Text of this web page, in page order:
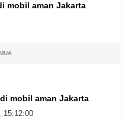
mobil aman Jakarta
mobil aman Jakarta
15:12:00